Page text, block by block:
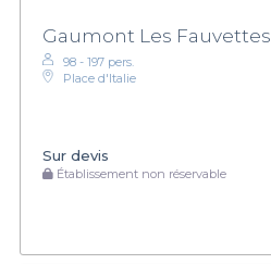
Gaumont Les Fauvettes
98 - 197 pers.
Place d'Italie
Sur devis
Établissement non réservable